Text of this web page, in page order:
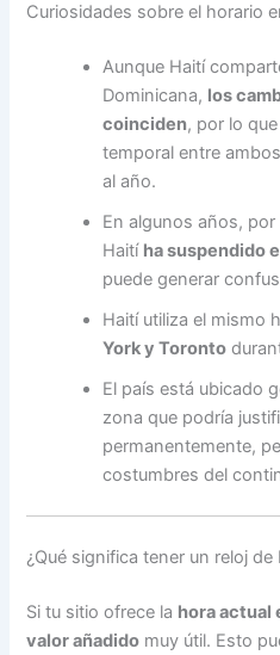
Curiosidades sobre el horario
Aunque Haití
Dominicana, los
coinciden, por lo
temporal entre
al año.
En algunos años,
Haití ha suspendido
puede generar
Haití utiliza el mismo
York y Toronto
El país está ubicado
zona que podría
permanentemente,
costumbres del
¿Qué significa tener un reloj
Si tu sitio ofrece la hora actual
valor añadido muy útil. Esto